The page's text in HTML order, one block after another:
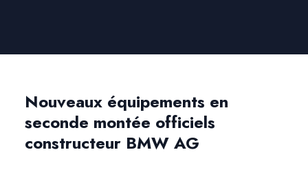
Nouveaux équipements en
seconde montée officiels
constructeur BMW AG